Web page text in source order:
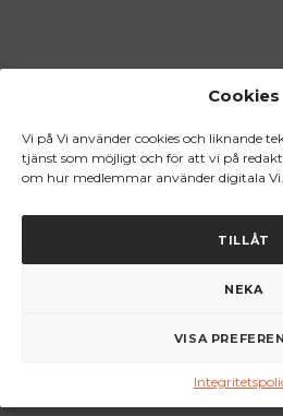
Cookies
Vi på Vi använder cookies och liknande
tjänst som möjligt och för att vi på
om hur medlemmar använder digitala Vi.
TILLÅT
NEKA
VISA